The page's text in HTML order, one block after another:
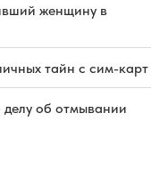
женщину в
тайн с сим-карт
об отмывании